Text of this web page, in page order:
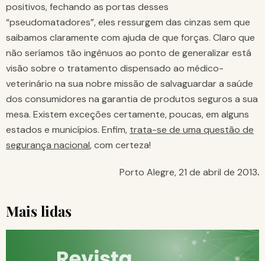
positivos, fechando as portas desses
“pseudomatadores”, eles ressurgem das cinzas sem que
saibamos claramente com ajuda de que forças. Claro que
não seríamos tão ingênuos ao ponto de generalizar está
visão sobre o tratamento dispensado ao médico-
veterinário na sua nobre missão de salvaguardar a saúde
dos consumidores na garantia de produtos seguros a sua
mesa. Existem exceções certamente, poucas, em alguns
estados e municípios. Enfim, trata-se de uma questão de
segurança nacional, com certeza!
Porto Alegre, 21 de abril de 2013.
Mais lidas